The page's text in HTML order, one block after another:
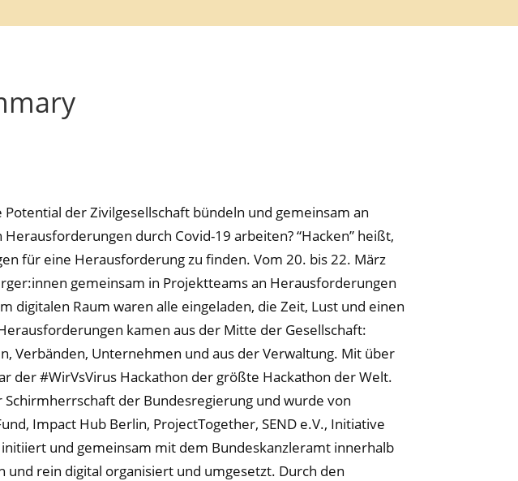
der Zivilgesellschaft bündeln und gemeinsam an
durch Covid-19 arbeiten? “Hacken” heißt,
für eine Herausforderung zu finden. Vom 20. bis 22. März
gemeinsam in Projektteams an Herausforderungen
digitalen Raum waren alle eingeladen, die Zeit, Lust und einen
kamen aus der Mitte der Gesellschaft:
Verbänden, Unternehmen und aus der Verwaltung. Mit über
der #WirVsVirus Hackathon der größte Hackathon der Welt.
der Bundesregierung und wurde von
Impact Hub Berlin, ProjectTogether, SEND e.V., Initiative
und gemeinsam mit dem Bundeskanzleramt innerhalb
und rein digital organisiert und umgesetzt. Durch den